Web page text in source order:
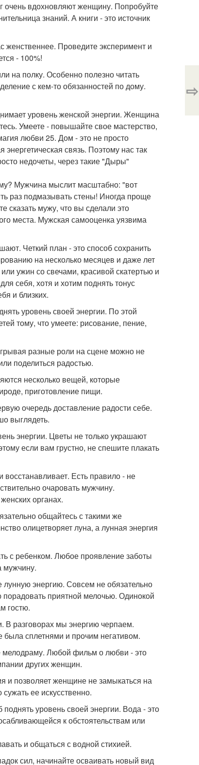
очень вдохновляют женщину. Попробуйте
знаний. А книги - это источник
Проведите эксперимент и
- 100%!
на полку. Особенно полезно читать
с кем-то обязанностей по дому.
уровень женской энергии. Женщина
Умеете - повышайте свое мастерство,
любви 25. Дом - это не просто
связь. Поэтому нас так
недочеты, через такие "Дыры"
Мужчина мыслит масштабно: "вот
раз подмазывать стены! Иногда проще
сказать мужу, что вы сделали это
места. Мужская самооценка уязвима
Четкий план - это способ сохранить
на несколько месяцев и даже лет
ужин со свечами, красивой скатертью и
себя, хотя и хотим поднять тонус
и близких.
уровень своей энергии. По этой
тому, что умеете: рисование, пение,
разные роли на сцене можно не
поделиться радостью.
несколько вещей, которые
приготовление пищи.
очередь доставление радости себе.
выглядеть.
энергии. Цветы не только украшают
если вам грустно, не спешите плакать
Есть правило - не
очаровать мужчину.
органах.
общайтесь с такими же
олицетворяет луна, а лунная энергия
с ребенком. Любое проявление заботы
мужчину.
энергию. Совсем не обязательно
порадовать приятной мелочью. Одинокой
гостю.
В разговорах мы энергию черпаем.
сплетнями и прочим негативом.
мелодраму. Любой фильм о любви - это
других женщин.
и позволяет женщине не замыкаться на
ее искусственно.
уровень своей энергии. Вода - это
к обстоятельствам или
и общаться с водной стихией.
сил, начинайте осваивать новый вид
⇨